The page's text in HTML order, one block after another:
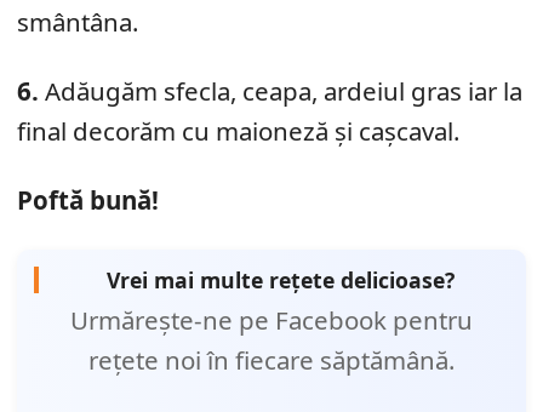
smântâna.
6. Adăugăm sfecla, ceapa, ardeiul gras iar la
final decorăm cu maioneză și cașcaval.
Poftă bună!
Vrei mai multe rețete delicioase?
Urmărește-ne pe Facebook pentru
rețete noi în fiecare săptămână.